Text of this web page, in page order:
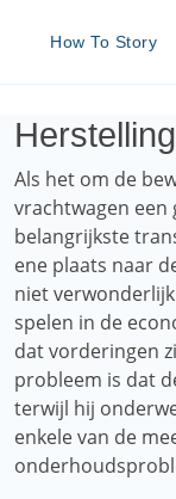
How To Story
Als het om de
vrachtwagen een
belangrijkste
ene plaats naar
niet
spelen in de
dat vorderingen
probleem is dat
terwijl hij
enkele van de